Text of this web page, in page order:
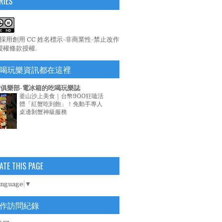
用創用 CC 姓名標示-非商業性-禁止改作
權條款授權.
玩樂資訊都在這裡
樂部-電冰箱的吃喝玩樂誌
釜山沙上美食｜台幣900狂嗑活
體「紅蟹吃到飽」！免動手專人
桌邊剝蟹神級服務
THIS PAGE
▼
訪問紀錄